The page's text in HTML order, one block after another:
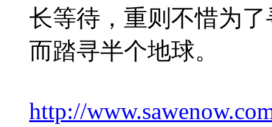
长等待，重则不惜为
而踏寻半个地球。
http://